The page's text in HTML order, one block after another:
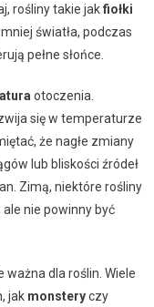
rośliny takie jakfiołki
światła, podczas
pełne słońce.
otoczenia.
się w temperaturze
że nagłe zmiany
lub bliskości źródeł
Zimą, niektóre rośliny
nie powinny być
dla roślin. Wiele
jak monsteryczy